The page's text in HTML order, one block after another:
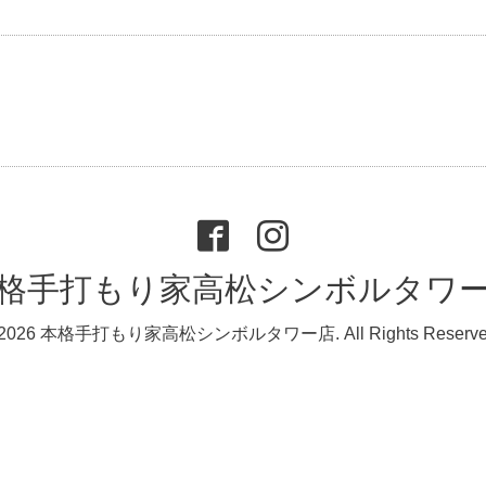
手打もり家高松シンボルタワ
本格手打もり家高松シンボルタワー店. All Rights